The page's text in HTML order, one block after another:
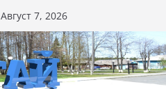
7, 2026